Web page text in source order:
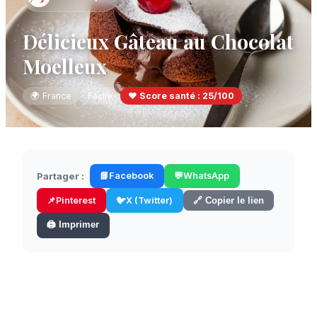
Délicieux Gâteau au Chocolat
Moelleux
🌍 France Facile ❤️ Score santé : 25/100
Partager : 📘 Facebook 💬WhatsApp
📌Pinterest 🐦X (Twitter) 🔗 Copier le lien
🖨️ Imprimer